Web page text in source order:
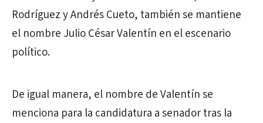
Rodríguez y Andrés Cueto, también se mantiene
el nombre Julio César Valentín en el escenario
político.
De igual manera, el nombre de Valentín se
menciona para la candidatura a senador tras la